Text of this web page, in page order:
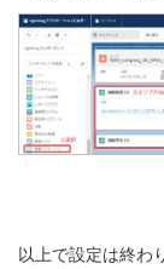
以上で設定は終わ